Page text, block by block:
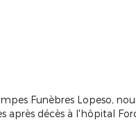
Funèbres Lopeso,
après décès à l'hôpital